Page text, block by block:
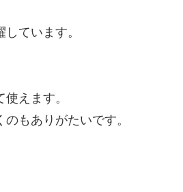
ています。
えます。
もありがたいです。